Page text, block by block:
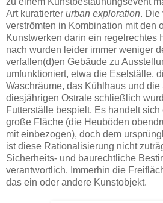
Art kuratierter urban exploration. Die
verströmten in Kombination mit den
Kunstwerken darin ein regelrechtes
nach wurden leider immer weniger
verfallen(d)en Gebäude zu
umfunktioniert, etwa die Eselställe,
Waschräume, das Kühlhaus und
diesjährigen Ostrale schließlich
Futterställe bespielt. Es handelt
große Fläche (die Heuböden
mit einbezogen), doch dem
ist diese Rationalisierung nicht
Sicherheits- und baurechtliche
verantwortlich. Immerhin die
das ein oder andere Kunstobjekt.